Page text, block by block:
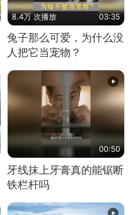
8.4万 次播放 03:35
兔子那么可爱，为什么没
人把它当宠物？
00:50
牙线抹上牙膏真的能锯断
铁栏杆吗